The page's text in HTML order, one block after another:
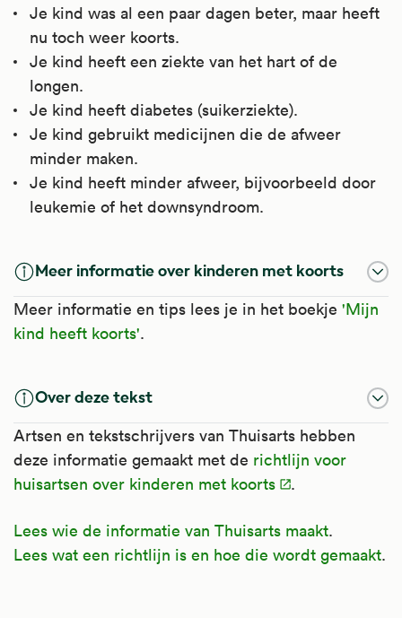
Je kind was al een paar dagen beter, maar heeft
nu toch weer koorts.
Je kind heeft een ziekte van het hart of de
longen.
Je kind heeft diabetes (suikerziekte).
Je kind gebruikt medicijnen die de afweer
minder maken.
Je kind heeft minder afweer, bijvoorbeeld door
leukemie of het downsyndroom.
Meer informatie over kinderen met koorts
Meer informatie en tips lees je in het boekje 'Mijn
kind heeft koorts'.
Over deze tekst
Artsen en tekstschrijvers van Thuisarts hebben
deze informatie gemaakt met de richtlijn voor
huisartsen over kinderen met koorts
.
Lees wie de informatie van Thuisarts maakt.
Lees wat een richtlijn is en hoe die wordt gemaakt.